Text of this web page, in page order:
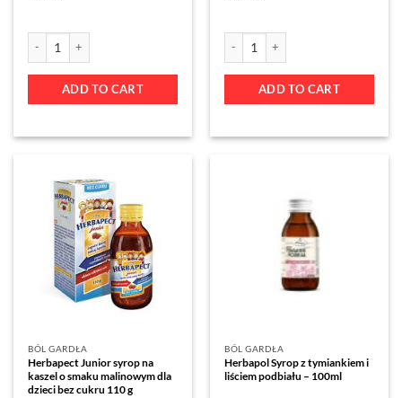
ADD TO CART ADD TO CART
BÓL GARDŁA
Herbapect Junior syrop na
kaszel o smaku malinowym dla
dzieci bez cukru 110 g
BÓL GARDŁA
Herbapol Syrop z tymiankiem i
liściem podbiału – 100ml